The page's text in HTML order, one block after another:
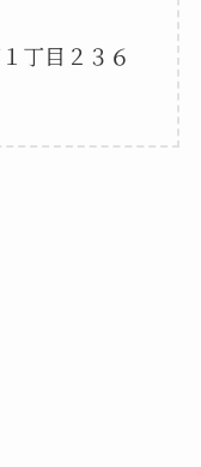
丁目２３６